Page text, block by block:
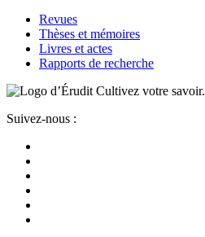
Revues
Thèses et mémoires
Livres et actes
Rapports de recherche
Cultivez votre savoir.
Suivez-nous :